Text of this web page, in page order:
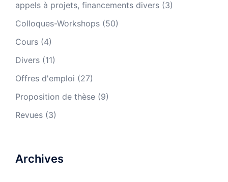
appels à projets, financements divers (3)
Colloques-Workshops (50)
Cours (4)
Divers (11)
Offres d'emploi (27)
Proposition de thèse (9)
Revues (3)
Archives